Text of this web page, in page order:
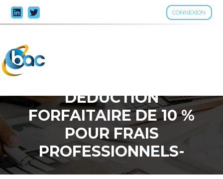
CONNEXION
Aller
au
DÉDUCTION
FORFAITAIRE DE 10 %
POUR FRAIS
PROFESSIONNELS-
DÉCLARATION 2023